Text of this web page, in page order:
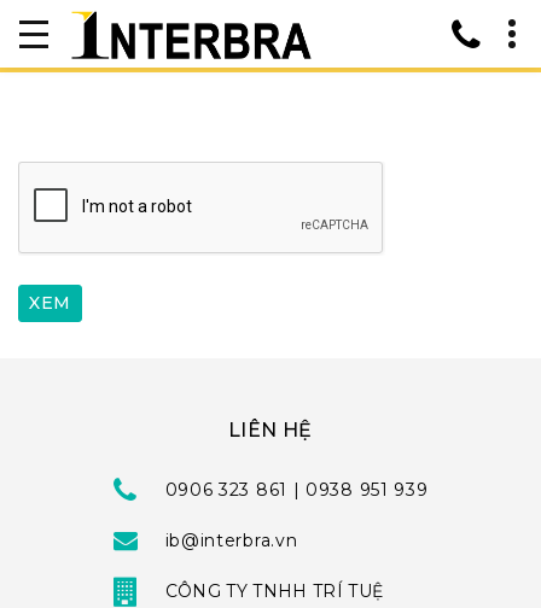
LIÊN HỆ
0906 323 861 | 0938 951 939
ib@interbra.vn
CÔNG TY TNHH TRÍ TUỆ